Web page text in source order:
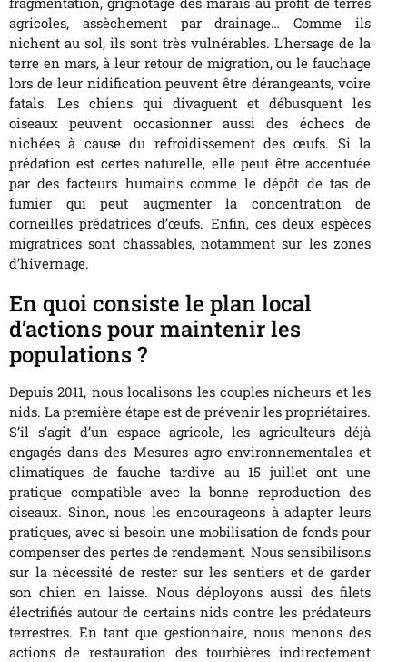
agricoles, assèchement par drainage… Comme ils
nichent au sol, ils sont très vulnérables. L’hersage de la
terre en mars, à leur retour de migration, ou le fauchage
lors de leur nidification peuvent être dérangeants, voire
fatals. Les chiens qui divaguent et débusquent les
oiseaux peuvent occasionner aussi des échecs de
nichées à cause du refroidissement des œufs. Si la
prédation est certes naturelle, elle peut être accentuée
par des facteurs humains comme le dépôt de tas de
fumier qui peut augmenter la concentration de
corneilles prédatrices d’œufs. Enfin, ces deux espèces
migratrices sont chassables, notamment sur les zones
d’hivernage.
En quoi consiste le plan local
d’actions pour maintenir les
populations ?
Depuis 2011, nous localisons les couples nicheurs et les
nids. La première étape est de prévenir les propriétaires.
S’il s’agit d’un espace agricole, les agriculteurs déjà
engagés dans des Mesures agro-environnementales et
climatiques de fauche tardive au 15 juillet ont une
pratique compatible avec la bonne reproduction des
oiseaux. Sinon, nous les encourageons à adapter leurs
pratiques, avec si besoin une mobilisation de fonds pour
compenser des pertes de rendement. Nous sensibilisons
sur la nécessité de rester sur les sentiers et de garder
son chien en laisse. Nous déployons aussi des filets
électrifiés autour de certains nids contre les prédateurs
terrestres. En tant que gestionnaire, nous menons des
actions de restauration des tourbières indirectement